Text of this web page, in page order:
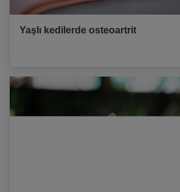
Yaşlı kedilerde osteoartrit